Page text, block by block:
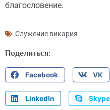
благословение.
Служение викария
Поделиться:
Facebook VK
LinkedIn Skype